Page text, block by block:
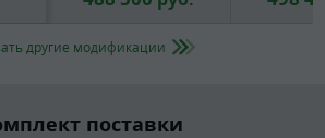
другие модификации
поставки